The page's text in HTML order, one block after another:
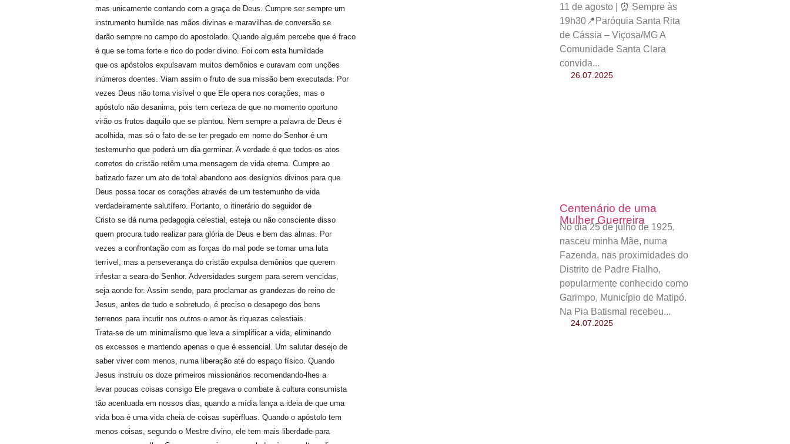
mas unicamente contando com a graça de Deus. Cumpre ser sempre um
instrumento humilde nas mãos divinas e maravilhas de conversão se
darão sempre no campo do apostolado. Quando alguém percebe que é fraco
é que se torna forte e rico do poder divino. Foi com esta humildade
que os apóstolos expulsavam muitos demônios e curavam com unções
inúmeros doentes. Viam assim o fruto de sua missão bem executada. Por
vezes Deus não torna visível o que Ele opera nos corações, mas o
apóstolo não desanima, pois tem certeza de que no momento oportuno
virão os frutos daquilo que se plantou. Nem sempre a palavra de Deus é
acolhida, mas só o fato de se ter pregado em nome do Senhor é um
testemunho que poderá um dia germinar. A verdade é que todos os atos
corretos do cristão retêm uma mensagem de vida eterna. Cumpre ao
batizado fazer um ato de total abandono aos desígnios divinos para que
Deus possa tocar os corações através de um testemunho de vida
verdadeiramente salutífero. Portanto, o itinerário do seguidor de
Cristo se dá numa pedagogia celestial, esteja ou não consciente disso
quem procura tudo realizar para glória de Deus e bem das almas. Por
vezes a confrontação com as forças do mal pode se tornar uma luta
terrível, mas a perseverança do cristão expulsa demônios que querem
infestar a seara do Senhor. Adversidades surgem para serem vencidas,
seja aonde for. Assim sendo, para proclamar as grandezas do reino de
Jesus, antes de tudo e sobretudo, é preciso o desapego dos bens
terrenos para incutir nos outros o amor às riquezas celestiais.
Trata-se de um minimalismo que leva a simplificar a vida, eliminando
os excessos e mantendo apenas o que é essencial. Um salutar desejo de
saber viver com menos, numa liberação até do espaço físico. Quando
Jesus instruiu os doze primeiros missionários recomendando-lhes a
levar poucas coisas consigo Ele pregava o combate à cultura consumista
tão acentuada em nossos dias, quando a mídia lança a ideia de que uma
vida boa é uma vida cheia de coisas supérfluas. Quando o apóstolo tem
menos coisas, segundo o Mestre divino, ele tem mais liberdade para
11 de agosto | ⏰ Sempre às
19h30📍Paróquia Santa Rita
de Cássia – Viçosa/MG A
Comunidade Santa Clara
convida...
26.07.2025
Centenário de uma
Mulher Guerreira
No dia 25 de julho de 1925,
nasceu minha Mãe, numa
Fazenda, nas proximidades do
Distrito de Padre Fialho,
popularmente conhecido como
Garimpo, Município de Matipó.
Na Pia Batismal recebeu...
24.07.2025